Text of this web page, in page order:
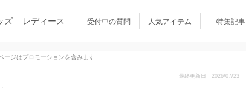
ズ レディース 受付中の質問 人気アイテム 特集記事
ージはプロモーションを含みます
最終更新日：2026/07/23